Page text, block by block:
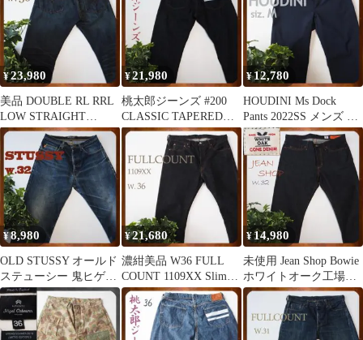
¥23,980
美品 DOUBLE RL RRL
LOW STRAIGHT
Stillwater
¥21,980
桃太郎ジーンズ #200
CLASSIC TAPERED
15.7oz w34
¥12,780
HOUDINI Ms Dock
Pants 2022SS メンズ ド
ック パンツ
¥8,980
OLD STUSSY オールド
ステューシー 鬼ヒゲ
USA製デニムパンツ
W32
¥21,680
濃紺美品 W36 FULL
COUNT 1109XX Slim
Denim
¥14,980
未使用 Jean Shop Bowie
ホワイトオーク工場コ
ーン デニム W32